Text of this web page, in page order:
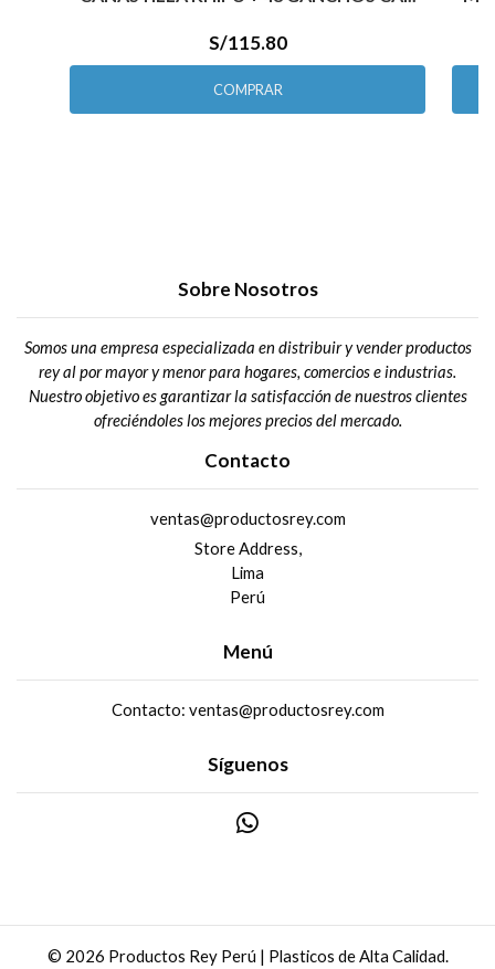
S/115.80
COMPRAR
Sobre Nosotros
Somos una empresa especializada en distribuir y vender productos
rey al por mayor y menor para hogares, comercios e industrias.
Nuestro objetivo es garantizar la satisfacción de nuestros clientes
ofreciéndoles los mejores precios del mercado.
Contacto
ventas@productosrey.com
Store Address,
Lima
Perú
Menú
Contacto: ventas@productosrey.com
Síguenos
© 2026 Productos Rey Perú | Plasticos de Alta Calidad.